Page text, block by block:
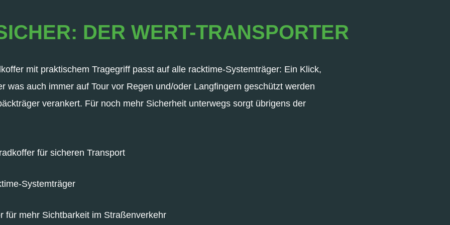
DER WERT-TRANSPORTER
mit praktischem Tragegriff passt auf alle racktime-Systemträger: Ein Klick,
was auch immer auf Tour vor Regen und/oder Langfingern geschützt werden
verankert. Für noch mehr Sicherheit unterwegs sorgt übrigens der
für sicheren Transport
Systemträger
für mehr Sichtbarkeit im Straßenverkehr